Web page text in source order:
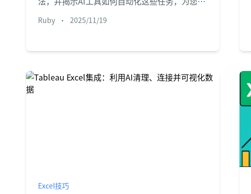
Ruby • 2025/11/19
Excel技巧